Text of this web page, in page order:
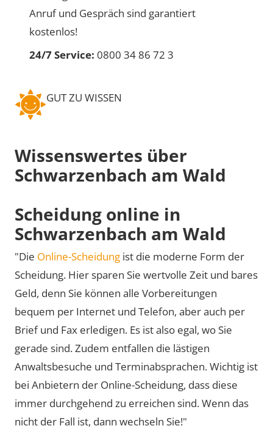
Anruf und Gespräch sind garantiert
kostenlos!
24/7 Service: 0800 34 86 72 3
GUT ZU WISSEN
Wissenswertes über
Schwarzenbach am Wald
Scheidung online in
Schwarzenbach am Wald
"Die Online-Scheidung ist die moderne Form der
Scheidung. Hier sparen Sie wertvolle Zeit und bares
Geld, denn Sie können alle Vorbereitungen
bequem per Internet und Telefon, aber auch per
Brief und Fax erledigen. Es ist also egal, wo Sie
gerade sind. Zudem entfallen die lästigen
Anwaltsbesuche und Terminabsprachen. Wichtig ist
bei Anbietern der Online-Scheidung, dass diese
immer durchgehend zu erreichen sind. Wenn das
nicht der Fall ist, dann wechseln Sie!"